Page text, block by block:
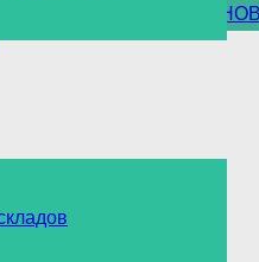
БОРЩЕВИКА